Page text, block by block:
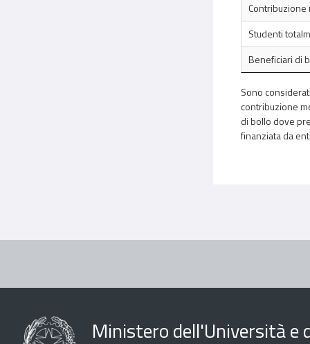
Studenti
Beneficiari di
Sono
contribuzione
di bollo dove
finanziata da
Ministero dell'Università e